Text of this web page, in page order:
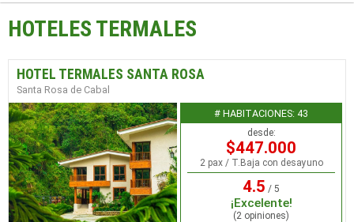
HOTELES TERMALES
HOTEL TERMALES SANTA ROSA
Santa Rosa de Cabal
# HABITACIONES: 43
desde:
$447.000
2 pax / T.Baja con desayuno
4.5 / 5
¡Excelente!
(2 opiniones)